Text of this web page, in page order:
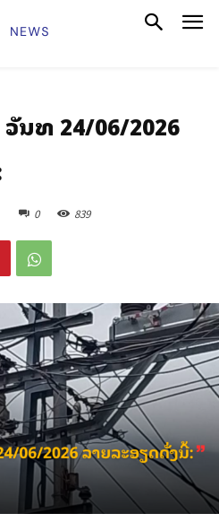
ນທີ 24/06/2026
0 839